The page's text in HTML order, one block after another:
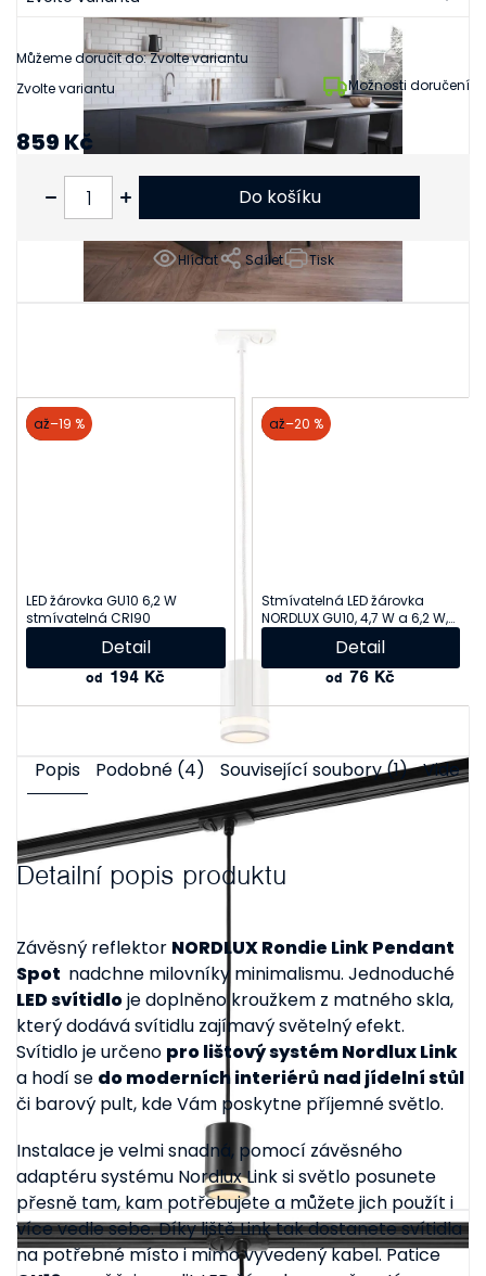
Zvolte variantu Možnosti doručení
Můžeme doručit do:Zvolte variantu
Tisk
Hlídat Sdílet
859 Kč
Do košíku
Související produkty
akce
až–19 %
LED žárovka GU10 6,2 W
stmívatelná CRI90
od 194 Kč
Detail
akce
až–20 %
Stmívatelná LED žárovka
NORDLUX GU10, 4,7 W a 6,2 W,
2700 K
od 76 Kč
Detail
Popis Podobné (4) Související soubory (1) Videa
Detailní popis produktu
Závěsný reflektor NORDLUX Rondie Link Pendant
Spot nadchne milovníky minimalismu. Jednoduché
LED svítidloje doplněno kroužkem z matného skla,
který dodává svítidlu zajímavý světelný efekt.
Svítidlo je určeno pro lištový systém Nordlux Link
a hodí se do moderních interiérů nad jídelní stůl
či barový pult, kde Vám poskytne příjemné světlo.
Instalace je velmi snadná, pomocí závěsného
adaptéru systému Nordlux Link si světlo posunete
přesně tam, kam potřebujete a můžete jich použít i
více vedle sebe. Díky liště Link tak dostanete svítidla
na potřebné místo i mimo vyvedený kabel. Patice